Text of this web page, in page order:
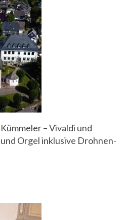
– Vivaldi und
Orgel inklusive Drohnen-